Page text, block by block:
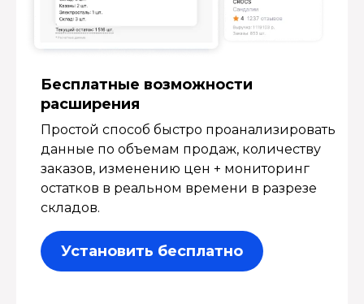
Бесплатные возмож­ности
расширения
Простой способ быстро проанализировать
данные по объемам продаж, количеству
заказов, изменению цен + мониторинг
остатков в реальном времени в разрезе
складов.
Установить бесплатно